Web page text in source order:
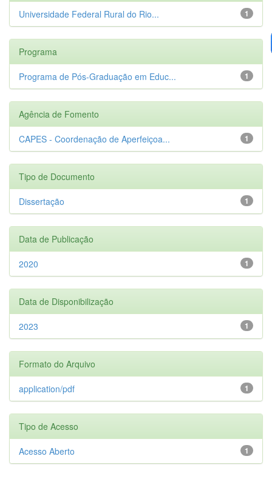
1
Universidade Federal Rural do Rio...
Programa
1
Programa de Pós-Graduação em Educ...
Agência de Fomento
1
CAPES - Coordenação de Aperfeiçoa...
Tipo de Documento
1
Dissertação
Data de Publicação
1
2020
Data de Disponibilização
1
2023
Formato do Arquivo
1
application/pdf
Tipo de Acesso
1
Acesso Aberto